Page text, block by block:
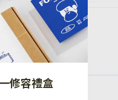
修容禮盒